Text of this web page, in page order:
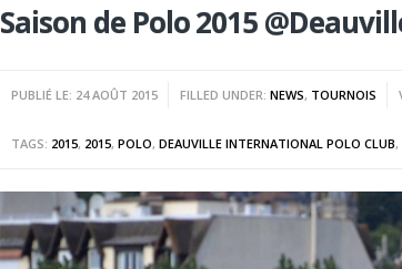
Saison de Polo 2015
PUBLIÉ LE: 24 AOÛT 2015 FILLED UNDER:NEWS, TOURNOIS
TAGS: 2015, 2015,POLO,DEAUVILLE INTERNATIONAL POLO CLUB,